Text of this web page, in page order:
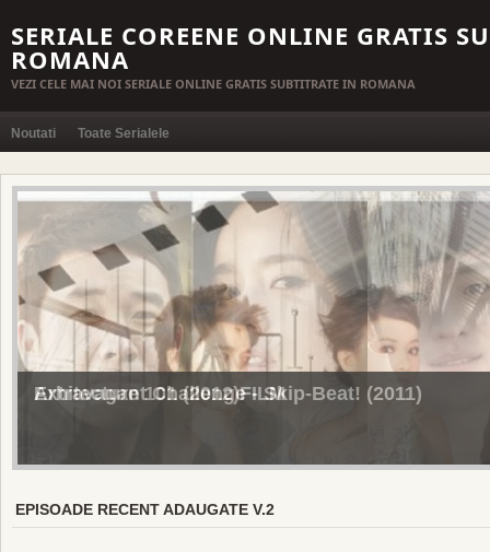
SERIALE COREENE ONLINE GRATIS
ROMANA
VEZI CELE MAI NOI SERIALE ONLINE GRATIS SUBTITRATE IN ROMANA
Noutati Toate Serialele
Arhitecture 101 (2012)FILM
EPISOADE RECENT ADAUGATE V.2